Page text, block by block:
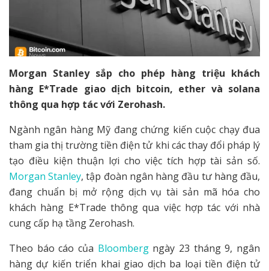
Morgan Stanley sắp cho phép hàng triệu khách
hàng E*Trade giao dịch bitcoin, ether và solana
thông qua hợp tác với Zerohash.
Ngành ngân hàng Mỹ đang chứng kiến cuộc chạy đua
tham gia thị trường tiền điện tử khi các thay đổi pháp lý
tạo điều kiện thuận lợi cho việc tích hợp tài sản số.
Morgan Stanley, tập đoàn ngân hàng đầu tư hàng đầu,
đang chuẩn bị mở rộng dịch vụ tài sản mã hóa cho
khách hàng E*Trade thông qua việc hợp tác với nhà
cung cấp hạ tầng Zerohash.
Theo báo cáo của Bloombergngày 23 tháng 9, ngân
hàng dự kiến triển khai giao dịch ba loại tiền điện tử